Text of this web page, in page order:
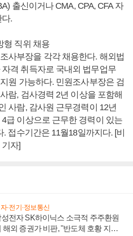
출신이거나 CMA, CPA, CFA 자
.
직위 채용
사부장을 각각 채용한다. 해외법
격 취득자로 국내외 법무업무
원 가능하다. 민원조사부장은 검
람, 검사경력 2년 이상을 포함해
사람, 감사원 근무경력이 12년
급 이상으로 근무한 경력이 있는
접수기간은 11월18일까지다. [비
자]
·전기·정보통신
성전자 SK하이닉스 소극적 주주환원
해외 증권가 비판, "반도체 호황 지속